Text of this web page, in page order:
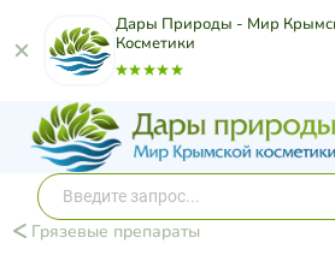
Дары Природы - Мир
Косметики
Грязевые препараты